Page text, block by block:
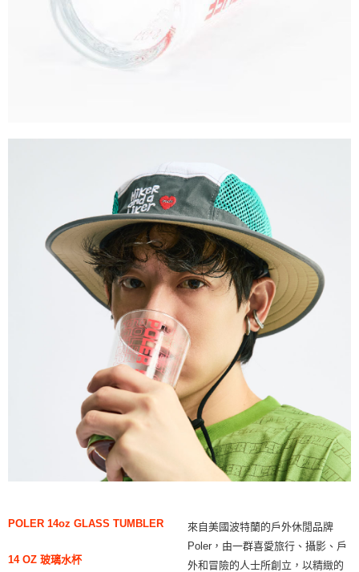
POLER 14oz GLASS TUMBLER
14 OZ 玻璃水杯
來自美國波特蘭的戶外休閒品牌
Poler，由一群喜愛旅行、攝影、戶
外和冒險的人士所創立，以精緻的